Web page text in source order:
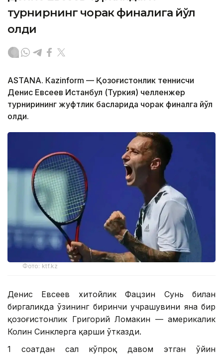
турнирнинг чорак финалига йўл
олди
ASTANА. Кazinform — Қозоғистонлик теннисчи
Денис Евсеев Истанбул (Туркия) челленжер
турнирининг жуфтлик баҳсларида чорак финалга йўл
олди.
Фото: ktf.kz
Денис Евсеев хитойлик Фацзин Сунь билан
биргаликда ўзининг биринчи учрашувини яна бир
қозоғистонлик Григорий Ломакин — америкалик
Колин Синклерга қарши ўтказди.
1 соатдан сал кўпроқ давом этган ўйин